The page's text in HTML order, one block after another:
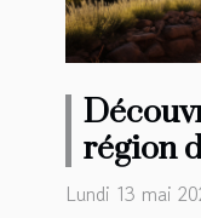
région
Lundi 13 mai